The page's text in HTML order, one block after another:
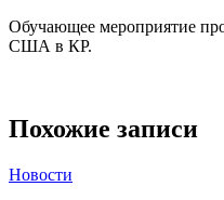
Обучающее мероприятие
США в КР.
Похожие записи
Новости